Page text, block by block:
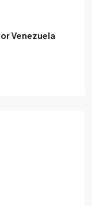
Venezuela